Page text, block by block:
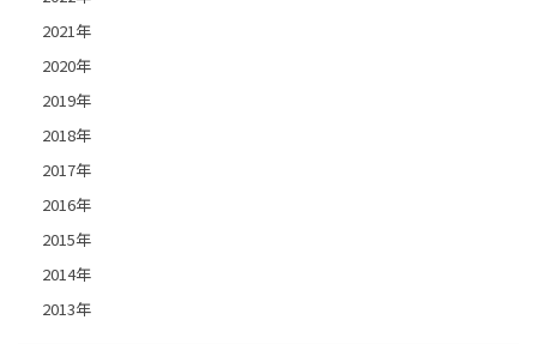
2021年
2020年
2019年
2018年
2017年
2016年
2015年
2014年
2013年